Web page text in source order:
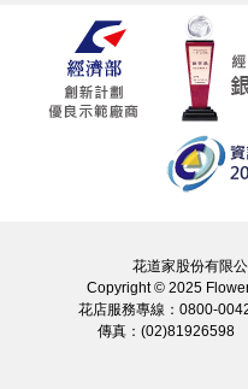
花道家股份有限
Copyright © 2025
花店服務專線：0800-
傳真：(02)81926598